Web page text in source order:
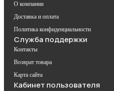
О компании
Доставка и оплата
Политика конфиденциальности
Служба поддержки
Контакты
Возврат товара
Карта сайта
Кабинет пользователя